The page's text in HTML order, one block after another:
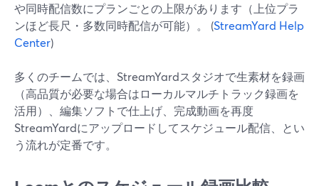
や同時配信数にプランごとの上限があります（上位プラ
ンほど長尺・多数同時配信が可能）。 (StreamYard Help
Center)
多くのチームでは、StreamYardスタジオで生素材を録画
（高品質が必要な場合はローカルマルチトラック録画を
活用）、編集ソフトで仕上げ、完成動画を再度
StreamYardにアップロードしてスケジュール配信、とい
う流れが定番です。